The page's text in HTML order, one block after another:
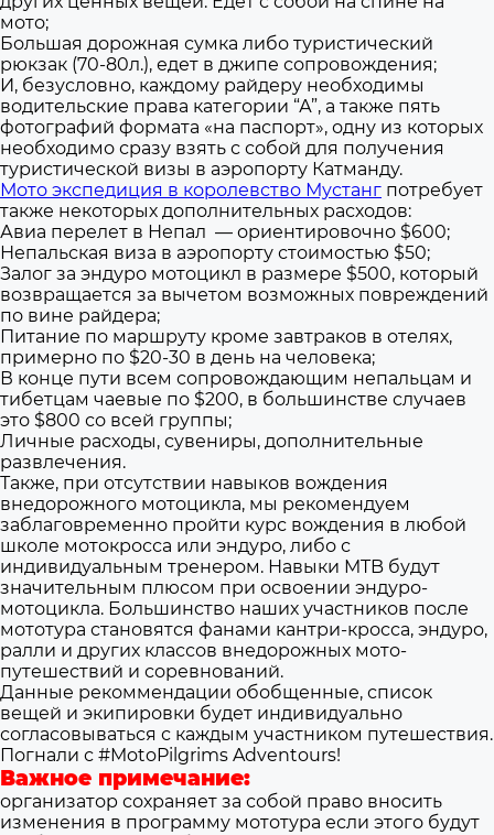
мото;
Большая дорожная сумка либо туристический
рюкзак (70-80л.), едет в джипе сопровождения;
И, безусловно, каждому райдеру необходимы
водительские права категории “А”, а также пять
фотографий формата «на паспорт», одну из которых
необходимо сразу взять с собой для получения
туристической визы в аэропорту Катманду.
Мото экспедиция в королевство Мустанг потребует
также некоторых дополнительных расходов:
Авиа перелет в Непал — ориентировочно $600;
Непальская виза в аэропорту стоимостью $50;
Залог за эндуро мотоцикл в размере $500, который
возвращается за вычетом возможных повреждений
по вине райдера;
Питание по маршруту кроме завтраков в отелях,
примерно по $20-30 в день на человека;
В конце пути всем сопровождающим непальцам и
тибетцам чаевые по $200, в большинстве случаев
это $800 со всей группы;
Личные расходы, сувениры, дополнительные
развлечения.
Также, при отсутствии навыков вождения
внедорожного мотоцикла, мы рекомендуем
заблаговременно пройти курс вождения в любой
школе мотокросса или эндуро, либо с
индивидуальным тренером. Навыки MTB будут
значительным плюсом при освоении эндуро-
мотоцикла. Большинство наших участников после
мототура становятся фанами кантри-кросса, эндуро,
ралли и других классов внедорожных мото-
путешествий и соревнований.
Данные рекоммендации обобщенные, список
вещей и экипировки будет индивидуально
согласовываться с каждым участником путешествия.
Погнали с #MotoPilgrims Adventours!
Важное примечание:
организатор сохраняет за собой право вносить
изменения в программу мототура если этого будут